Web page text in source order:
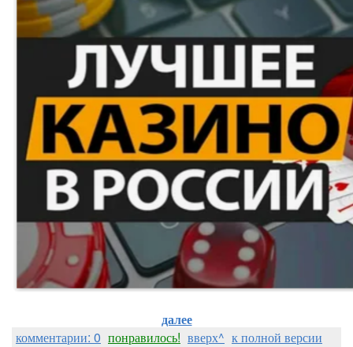
далее
комментарии: 0 понравилось! вверх^ к полной версии